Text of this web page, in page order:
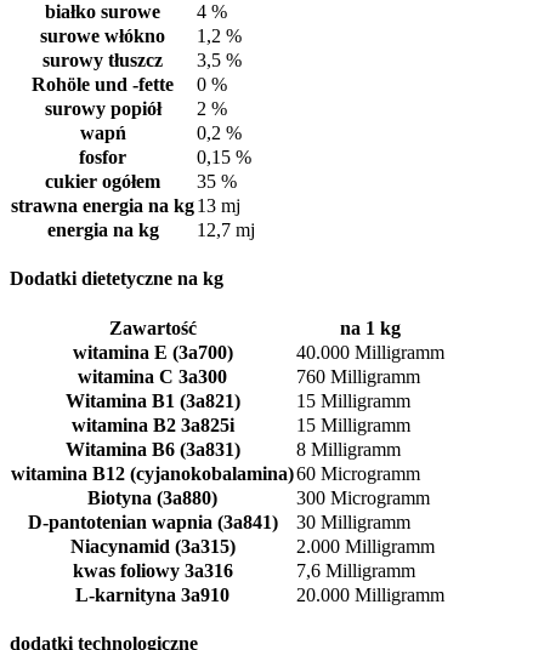
białko surowe
4 %
surowe włókno
1,2 %
surowy tłuszcz
3,5 %
Rohöle und -fette
0 %
surowy popiół
2 %
wapń
0,2 %
fosfor
0,15 %
cukier ogółem
35 %
strawna energia na kg13 mj
energia na kg
12,7 mj
Dodatki dietetyczne na kg
Zawartość
na 1 kg
witamina E (3a700)
40.000 Milligramm
witamina C 3a300
760 Milligramm
Witamina B1 (3a821)
15 Milligramm
witamina B2 3a825i
15 Milligramm
Witamina B6 (3a831)
8 Milligramm
witamina B12 (cyjanokobalamina)60 Microgramm
Biotyna (3a880)
300 Microgramm
D-pantotenian wapnia (3a841)
30 Milligramm
Niacynamid (3a315)
2.000 Milligramm
kwas foliowy 3a316
7,6 Milligramm
L-karnityna 3a910
20.000 Milligramm
dodatki technologiczne